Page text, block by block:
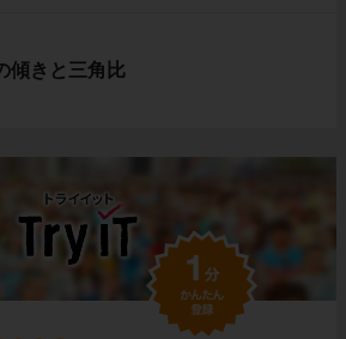
傾きと三角比